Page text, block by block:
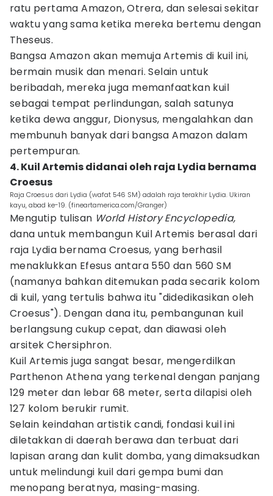
ratu pertama Amazon, Otrera, dan selesai sekitar
waktu yang sama ketika mereka bertemu dengan
Theseus.
Bangsa Amazon akan memuja Artemis di kuil ini,
bermain musik dan menari. Selain untuk
beribadah, mereka juga memanfaatkan kuil
sebagai tempat perlindungan, salah satunya
ketika dewa anggur, Dionysus, mengalahkan dan
membunuh banyak dari bangsa Amazon dalam
pertempuran.
4. Kuil Artemis didanai oleh raja Lydia bernama
Croesus
Raja Croesus dari Lydia (wafat 546 SM) adalah raja terakhir Lydia. Ukiran
kayu, abad ke-19. (fineartamerica.com/Granger)
Mengutip tulisan World History Encyclopedia,
dana untuk membangun Kuil Artemis berasal dari
raja Lydia bernama Croesus, yang berhasil
menaklukkan Efesus antara 550 dan 560 SM
(namanya bahkan ditemukan pada secarik kolom
di kuil, yang tertulis bahwa itu "didedikasikan oleh
Croesus"). Dengan dana itu, pembangunan kuil
berlangsung cukup cepat, dan diawasi oleh
arsitek Chersiphron.
Kuil Artemis juga sangat besar, mengerdilkan
Parthenon Athena yang terkenal dengan panjang
129 meter dan lebar 68 meter, serta dilapisi oleh
127 kolom berukir rumit.
Selain keindahan artistik candi, fondasi kuil ini
diletakkan di daerah berawa dan terbuat dari
lapisan arang dan kulit domba, yang dimaksudkan
untuk melindungi kuil dari gempa bumi dan
menopang beratnya, masing-masing.